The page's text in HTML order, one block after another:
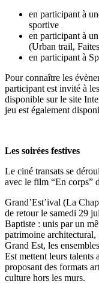
en participant à
sportive
en participant à
(Urban trail,
en participant à
Pour connaître les
participant est invité à
disponible sur le site
jeu est également
Les soirées festives
Le ciné transats se
avec le film “En corps”
Grand’Est’ival (La
de retour le samedi 29
Baptiste : unis par un
patrimoine architectural,
Grand Est, les
Est mettent leurs talents
proposant des formats
culture hors les murs.